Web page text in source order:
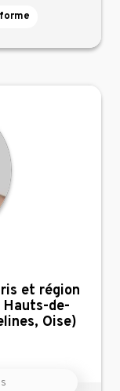
et région
Hauts-de-
Oise)